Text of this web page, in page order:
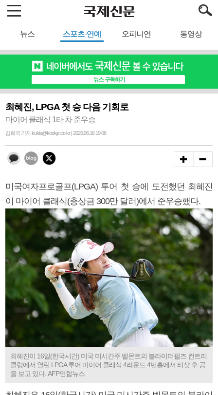
뉴스 스포츠·연예 오피니언 동영상
최혜진, LPGA 첫 승 다음 기회로
마이어 클래식 1타 차 준우승
김희국 기자 kukie@kookje.co.kr | 2025.06.16 19:06
미국여자프로골프(LPGA) 투어 첫 승에 도전했던 최혜진
이 마이어 클래식(총상금 300만 달러)에서 준우승했다.
최혜진이 16일(한국시간) 미국 미시간주 벨몬트의 블라이더필즈 컨트리
클럽에서 열린 LPGA 투어 마이어 클래식 4라운드 4번홀에서 티샷 후 공
을 보고 있다. AFP연합뉴스